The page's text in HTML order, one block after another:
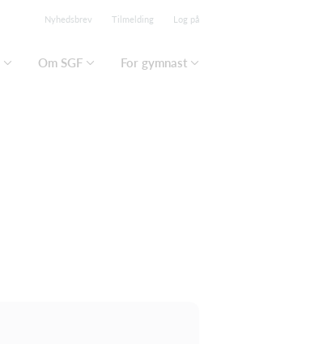
Nyhedsbrev Tilmelding Log på
Om SGF For gymnast